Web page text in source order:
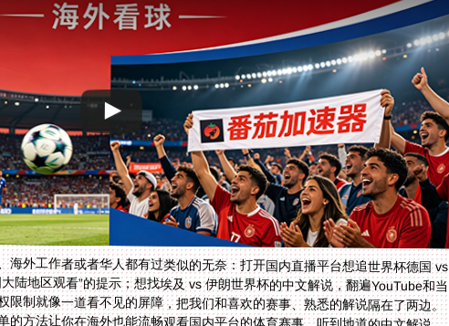
海外工作者或者华人都有过类似的无奈：打开国内直播平台想追世界杯德国 vs
陆地区观看”的提示；想找埃及 vs 伊朗世界杯的中文解说，翻遍YouTube和当
限制就像一道看不见的屏障，把我们和喜欢的赛事、熟悉的解说隔在了两边。
的方法让你在海外也能流畅观看国内平台的体育赛事，听到地道的中文解说，